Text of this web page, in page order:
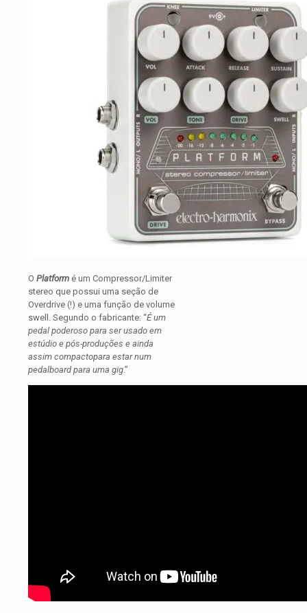
O Platform é um Compressor/Limiter
stereo que possui uma seção de
Overdrive (!) e uma função de volume
swell. Segundo o fabricante: “É um
pedal poderoso para ser usado em
estúdio e pós-produções e ainda
assim compactopara estar num
pedalboard para uma gig.”